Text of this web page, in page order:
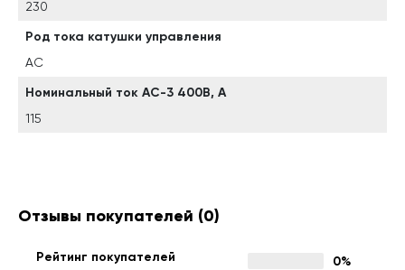
230
Род тока катушки управления
AC
Номинальный ток АС-3 400В, А
115
Отзывы покупателей (0)
Рейтинг покупателей
0%